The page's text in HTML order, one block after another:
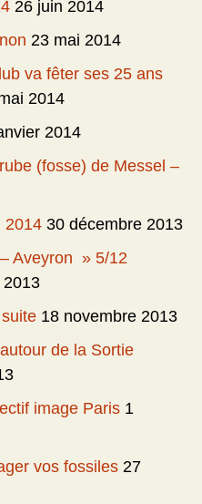
26 juin 2014
23 mai 2014
va fêter ses 25 ans
2014
2014
(fosse) de Messel –
2014 30 décembre 2013
Aveyron » 5/12
18 novembre 2013
de la Sortie
image Paris 1
vos fossiles 27